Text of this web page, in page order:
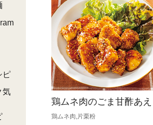
鶏ムネ肉のごま甘酢あえ
鶏ムネ肉,片栗粉
ピ
気